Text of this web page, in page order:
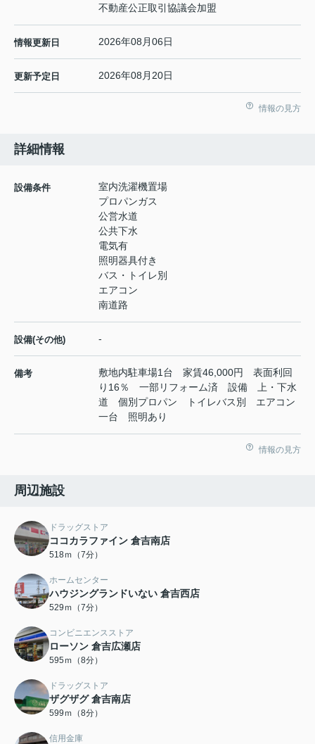
不動産公正取引協議会加盟
情報更新日 2026年08月06日
更新予定日 2026年08月20日
情報の見方
詳細情報
設備条件
室内洗濯機置場
プロパンガス
公営水道
公共下水
電気有
照明器具付き
バス・トイレ別
エアコン
南道路
設備(その他) -
備考
敷地内駐車場1台 家賃46,000円 表面利回
り16％ 一部リフォーム済 設備 上・下水
道 個別プロパン トイレバス別 エアコン
一台 照明あり
情報の見方
周辺施設
ドラッグストア
ココカラファイン 倉吉南店
518ｍ（7分）
ホームセンター
ハウジングランドいない 倉吉西店
529ｍ（7分）
コンビニエンスストア
ローソン 倉吉広瀬店
595ｍ（8分）
ドラッグストア
ザグザグ 倉吉南店
599ｍ（8分）
信用金庫